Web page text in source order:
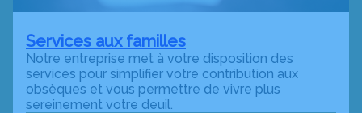
Services aux familles
Notre entreprise met à votre disposition des
services pour simplifier votre contribution aux
obsèques et vous permettre de vivre plus
sereinement votre deuil.